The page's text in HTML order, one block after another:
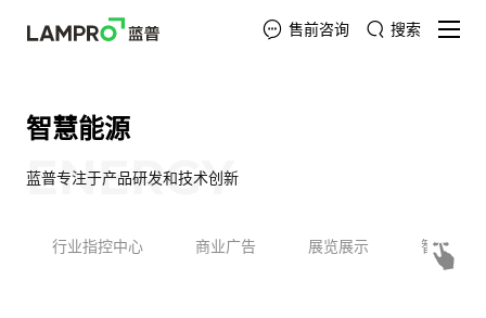
售前咨询 搜索
智慧能源
ENERGY
蓝普专注于产品研发和技术创新
行业指控中心 商业广告 展览展示 智慧会议